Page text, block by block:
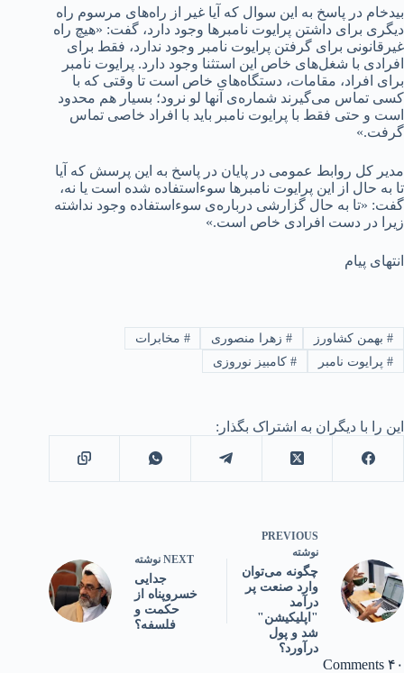
بیدخام در پاسخ به این سوال که آیا غیر از راه‌های مرسوم راه
دیگری برای داشتن پرایوت نامبرها وجود دارد، گفت: «هیچ راه
غیرقانونی برای گرفتن پرایوت نامبر وجود ندارد، فقط برای
افرادی با شغل‌های خاص این استثنا وجود دارد. پرایوت نامبر
برای افراد، مقامات، دستگاه‌های خاص است تا وقتی که با
کسی تماس می‌گیرند شماره‌ی آنها لو نرود؛ بسیار هم محدود
است و حتی فقط با پرایوت نامبر باید با افراد خاصی تماس
گرفت.»
مدیر کل روابط عمومی در پایان در پاسخ به این پرسش که آیا
تا به حال از این پرایوت نامبرها سوءاستفاده شده است یا نه،
گفت: «تا به حال گزارشی درباره‌ی سوءاستفاده وجود نداشته
زیرا در دست افرادی خاص است.»
انتهای پیام
#بهمن کشاورز #زهرا منصوری # مخابرات
#پرایوت نامبر #کامبیز نوروزی
این را با دیگران به اشتراک بگذار:
PREVIOUS
نوشته
چگونه می‌توان
وارد صنعت پر
درآمد
"اپلیکیشن"
شد و پول
درآورد؟
NEXT نوشته
جدایی
خسروپناه از
حکمت و
فلسفه؟
۴۰ Comments